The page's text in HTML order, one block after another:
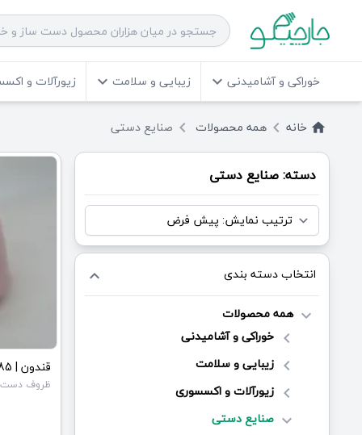
خوراکی و آشامیدنی keyboard_arrow_down زیبایی و سلامت keyboard_arrow_down زیورآلات و
home خانه keyboard_arrow_left همه محصولات keyboard_arrow_left صنایع دستی
دسته: صنایع دستی
انتخاب دسته بندی keyboard_arrow_up
keyboard_arrow_down همه محصولات
keyboard_arrow_left خوراکی و آشامیدنی
keyboard_arrow_left زیبایی و سلامت
keyboard_arrow_left زیورآلات و اکسسوری
keyboard_arrow_down صنایع دستی
قندون | JCHK-16585
ظروف دست